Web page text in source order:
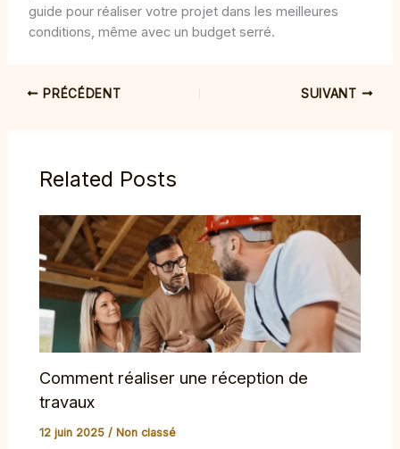
guide pour réaliser votre projet dans les meilleures
conditions, même avec un budget serré.
PRÉCÉDENT SUIVANT
Related Posts
Comment réaliser une réception de
travaux
12 juin 2025/Non classé